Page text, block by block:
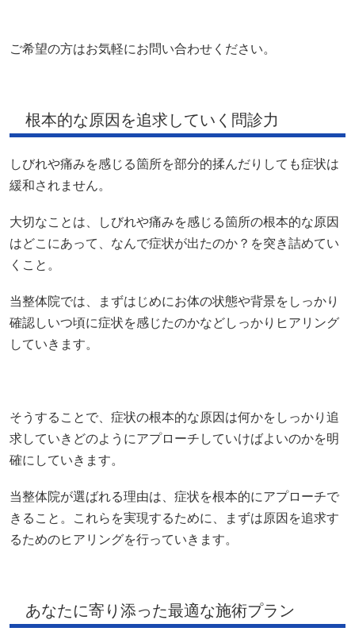
ご希望の方はお気軽にお問い合わせください。
根本的な原因を追求していく問診力
しびれや痛みを感じる箇所を部分的揉んだりしても症状は
緩和されません。
大切なことは、しびれや痛みを感じる箇所の根本的な原因
はどこにあって、なんで症状が出たのか？を突き詰めてい
くこと。
当整体院では、まずはじめにお体の状態や背景をしっかり
確認しいつ頃に症状を感じたのかなどしっかりヒアリング
していきます。
そうすることで、症状の根本的な原因は何かをしっかり追
求していきどのようにアプローチしていけばよいのかを明
確にしていきます。
当整体院が選ばれる理由は、症状を根本的にアプローチで
きること。これらを実現するために、まずは原因を追求す
るためのヒアリングを行っていきます。
あなたに寄り添った最適な施術プラン